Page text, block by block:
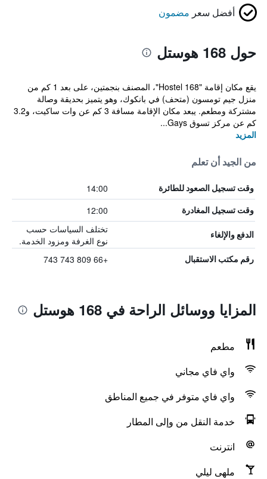
أفضل سعر مضمون
حول 168 هوستل
يقع مكان إقامة "168 Hostel"، المصنف بنجمتين، على بعد 1 كم من
منزل جيم تومسون (متحف) في بانكوك، وهو يتميز بحديقة وصالة
مشتركة ومطعم. يبعد مكان الإقامة مسافة 3 كم عن وات ساكيت، و3.2
كم عن مركز تسوق Gays...
المزيد
من الجيد أن تعلم
وقت تسجيل الصعود للطائرة 14:00
وقت تسجيل المغادرة 12:00
الدفع والإلغاء
تختلف السياسات حسب
نوع الغرفة ومزود الخدمة.
رقم مكتب الاستقبال +66 809 743 743
المزايا ووسائل الراحة في 168 هوستل
مطعم
واي فاي مجاني
واي فاي متوفر في جميع المناطق
خدمة النقل من وإلى المطار
انترنت
ملهى ليلي